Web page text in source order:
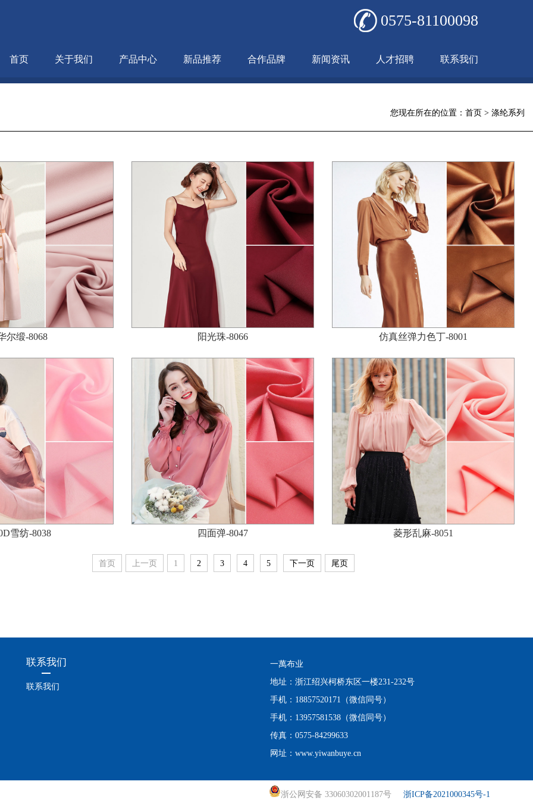
首页 关于我们 产品中心 新品推荐 合作品牌 新闻资讯 人才招聘 联系我们
0575-81100098
您现在所在的位置： 首页 > 涤纶系列
尔缎-8068 阳光珠-8066 仿真丝弹力色丁-8001
雪纺-8038 四面弹-8047 菱形乱麻-8051
首页 上一页 1 2 3 4 5 下一页 尾页
联系我们
联系我们
一萬布业
地址：浙江绍兴柯桥东区一楼231-232号
手机：18857520171（微信同号）
手机：13957581538（微信同号）
传真：0575-84299633
网址：www.yiwanbuye.cn
浙公网安备 33060302001187号 浙ICP备2021000345号-1